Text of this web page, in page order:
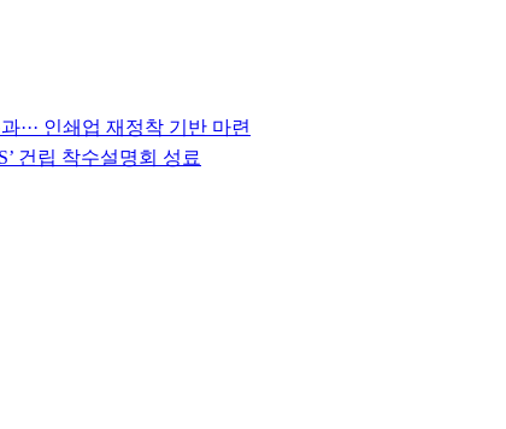
··· 인쇄업 재정착 기반 마련
건립 착수설명회 성료